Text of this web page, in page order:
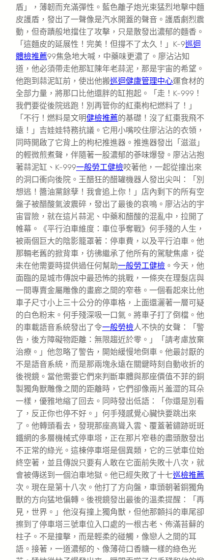
盾」，薄韌而充滿彈性。藍色離子炮光束猛烈地擊中麵
皮護盾，發出了一聲像是汽水開蓋的聲音。護盾劇烈震
動，但奇蹟般地擋住了攻擊，只是散發出濃郁的麵香。
「這麵皮的延展性！完美！但撐不了太久！」K-9巡迴
體檢推薦99焦急地大喊，中藥味更濃了。廖沾沾知
道，他必須帶走他那缸陳年老蒜泥，那是宇宙的希望。
他跑到蒜泥缸前，使出他搬巡迴健康管理中心運食材的
全部力量，將那口比他還胖的缸抱起。「走！K-999！
我們要從後院逃跑！別再管你的紅棗枸杞燃料了！」
「不行！燃料是文明健檢推薦的基礎！沒了紅棗我飛不
遠！」吉娃娃特務抗議。它用小嘴咬住廖沾沾的衣領，
同時開啟了它背上的枸杞推進器。推進器發出「滋滋」
的輕微煎煮聲，伴隨著一股濃郁的蔘味爆發。廖沾沾抱
著蒜泥缸、K-999一般勞工健檢咬著他，一起從撞出來
的洞口衝向後院。王醋狂的醋罐機器人發出尖叫：「別
想逃！醬油黨餘孽！我會追上你！」店內剩下的所有空
盤子被醋酸氣波震碎，發出了最後的哀鳴。廖沾沾的宇
宙冒險，就在這片蒜泥、中藥和醋酸的混亂中，拉開了
帷幕。《平行泊車維度：車位爭奪戰》何手殘的人生，
被兩個巨大的陰影籠罩著：停車費，以及平行泊車。他
那輛老舊的掀背車，彷彿繼承了他所有的駕駛焦慮，從
未在他需要時提供過任何幫助一般勞工健檢 。今天，他
面臨的是城市傳說中最恐怖的挑戰，一條夾在理髮店與
一間專賣金屬雕像的畫廊之間的窄巷。一個看起來比他
車子尺寸小上三十公分的停車格，上面還灑著一層可疑
的白色粉末。何手殘深吸一口氣。將車子打了倒檔。他
的車載語音系統發出了令一般勞檢人不快的女聲：「警
告，後方障礙物距離：無限趨近於零。」「請考慮放棄
治療。」他忽略了警告，開始緩慢地倒車。他最討厭的
不是語音系統，而是那兩塊永遠在關鍵時刻自動收折的
後視鏡。當他需要它們來判斷車體與那座價值不菲的銅
製獨角獸雕像之間的距離時，它們卻像兩片羞澀的耳朵
一樣，優雅地縮了回去。同時發出低語：「你還是別看
了，反正你也停不好。」何手殘感覺心臟快要跳出來
了。他轉頭看去，發現那座高聳入雲、覆蓋著鏽跡斑斑
鐵網的多層機械式停車塔，正在那片窄巷的盡頭散發出
不正常的綠光。這棟停車塔是個異類，它的三號車位始
終空著，並且傳說只要有人敢在它面前失敗十八次，就
會被傳送到一個泊車地獄。他已經失敗了十七巡檢推薦
次。現在是第十八次。他打了方向盤，車頭朝著銅獨角
獸的方向猛地偏轉。後視鏡發出最後的溫柔提醒：「再
見，世界。」他沒有撞上獨角獸，但他那顫抖的車尾卻
擦到了停車塔三號車位入口處的一根古老、佈滿苔蘚的
柱子。不是撞擊，而是輕柔的碰觸，像戀人之間的耳
語。接著，一道濃郁的、像薄荷口香糖一樣的綠色光